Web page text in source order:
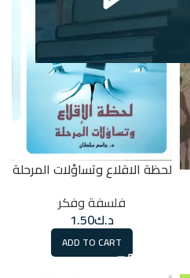
لحظة الاقلاع وتساؤلات المرحلة
فلسفة وفكر
د.ك1.50
ADD TO CART